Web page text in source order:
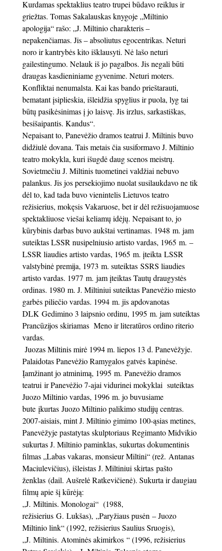
Kurdamas spektaklius teatro trupei būdavo reiklus ir
griežtas. Tomas Sakalauskas knygoje „Miltinio
apologija“ rašo: „J. Miltinio charakteris –
nepakenčiamas. Jis – absoliutus egocentrikas. Neturi
noro ir kantrybės kito išklausyti. Nė lašo neturi
gailestingumo. Nelauk iš jo pagalbos. Jis negali būti
draugas kasdieniniame gyvenime. Neturi moters.
Konfliktai nenumalsta. Kai kas bando prieštarauti,
bematant įsiplieskia, išleidžia spyglius ir puola, lyg tai
būtų pasikėsinimas į jo laisvę. Jis irzlus, sarkastiškas,
besišaipantis. Kandus“.
Nepaisant to, Panevėžio dramos teatrui J. Miltinis buvo
didžiulė dovana. Tais metais čia susiformavo J. Miltinio
teatro mokykla, kuri išugdė daug scenos meistrų.
Sovietmečiu J. Miltinis tuometinei valdžiai nebuvo
palankus. Jis jos persekiojimo nuolat susilaukdavo ne tik
dėl to, kad tada buvo vienintelis Lietuvos teatro
režisierius, mokęsis Vakaruose, bet ir dėl režisuojamuose
spektakliuose viešai keliamų idėjų. Nepaisant to, jo
kūrybinis darbas buvo aukštai vertinamas. 1948 m. jam
suteiktas LSSR nusipelniusio artisto vardas, 1965 m. –
LSSR liaudies artisto vardas, 1965 m. įteikta LSSR
valstybinė premija, 1973 m. suteiktas SSRS liaudies
artisto vardas. 1977 m. jam įteiktas Tautų draugystės
ordinas. 1980 m. J. Miltiniui suteiktas Panevėžio miesto
garbės piliečio vardas. 1994 m. jis apdovanotas
DLK Gedimino 3 laipsnio ordinu, 1995 m. jam suteiktas
Prancūzijos skiriamas Meno ir literatūros ordino riterio
vardas.
Juozas Miltinis mirė 1994 m. liepos 13 d. Panevėžyje.
Palaidotas Panevėžio Ramygalos gatvės kapinėse.
Įamžinant jo atminimą, 1995 m. Panevėžio dramos
teatrui ir Panevėžio 7-ajai vidurinei mokyklai suteiktas
Juozo Miltinio vardas, 1996 m. jo buvusiame
bute įkurtas Juozo Miltinio palikimo studijų centras.
2007-aisiais, mint J. Miltinio gimimo 100-ąsias metines,
Panevėžyje pastatytas skulptoriaus Regimanto Midvikio
sukurtas J. Miltinio paminklas, sukurtas dokumentinis
filmas „Labas vakaras, monsieur Miltini“ (rež. Antanas
Maciulevičius), išleistas J. Miltiniui skirtas pašto
ženklas (dail. Aušrelė Ratkevičienė). Sukurta ir daugiau
filmų apie šį kūrėją:
„J. Miltinis. Monologai“ (1988,
režisierius G. Lukšas), „Paryžiaus pusėn – Juozo
Miltinio link“ (1992, režisierius Saulius Sruogis),
„J. Miltinis. Atominės akimirkos “ (1996, režisierius